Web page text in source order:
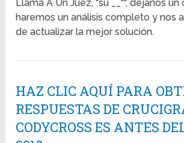
Llama A Un Juez, "su __"", déjanos
haremos un análisis completo y nos
de actualizar la mejor solución.
HAZ CLIC AQUÍ PARA
RESPUESTAS DE
CODYCROSS ES ANTES